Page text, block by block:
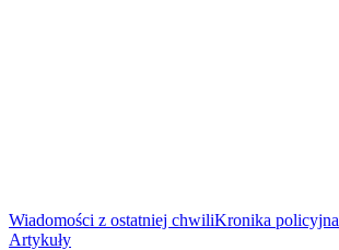
Wiadomości z ostatniej chwiliKronika policyjna
Artykuły